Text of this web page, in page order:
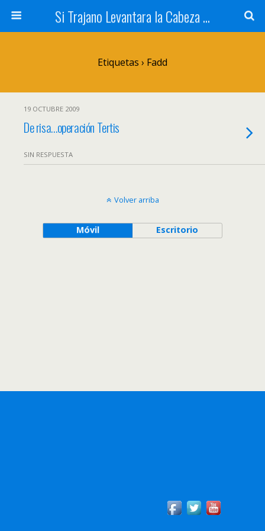
Si Trajano Levantara la Cabeza ...
Etiquetas › Fadd
19 OCTUBRE 2009
De risa…operación Tertis
SIN RESPUESTA
Volver arriba
Móvil Escritorio